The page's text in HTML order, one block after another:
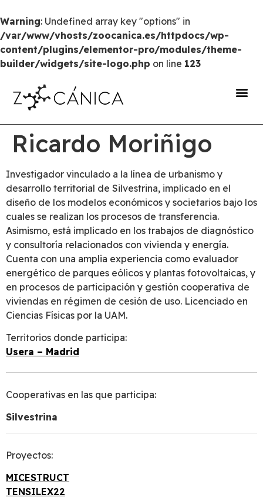
Warning: Undefined array key "options" in
/var/www/vhosts/zoocanica.es/httpdocs/wp-
content/plugins/elementor-pro/modules/theme-
builder/widgets/site-logo.php on line 123
Ricardo Moriñigo
Investigador vinculado a la línea de urbanismo y
desarrollo territorial de Silvestrina, implicado en el
diseño de los modelos económicos y societarios bajo los
cuales se realizan los procesos de transferencia.
Asimismo, está implicado en los trabajos de diagnóstico
y consultoría relacionados con vivienda y energía.
Cuenta con una amplia experiencia como evaluador
energético de parques eólicos y plantas fotovoltaicas, y
en procesos de participación y gestión cooperativa de
viviendas en régimen de cesión de uso. Licenciado en
Ciencias Físicas por la UAM.
Territorios donde participa:
Usera – Madrid
Cooperativas en las que participa:
Silvestrina
Proyectos:
MICESTRUCT
TENSILEX22